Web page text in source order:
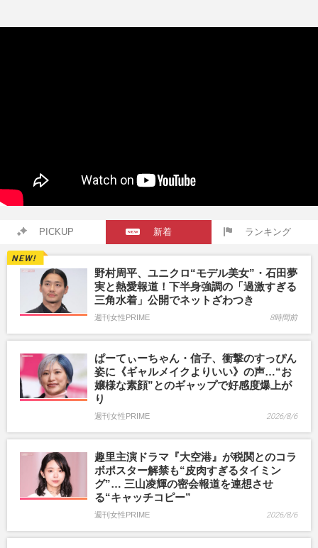
PICKUP 新着 ランキング
野村周平、ユニクロ“モデル美女”・石田夢
実と熱愛報道！下半身強調の「過激すぎる
三角水着」公開でネットざわつき
週刊女性PRIME 8時間前
ぱーてぃーちゃん・信子、衝撃のすっぴん
姿に《ギャルメイクよりいい》の声…“お
嬢様な素顔”とのギャップで好感度爆上が
り
週刊女性PRIME 2026/8/6
趣里主演ドラマ『大空港』が税関とのコラ
ボポスター解禁も“皮肉すぎるタイミン
グ”… 三山凌輝の密会報道を連想させ
る“キャッチコピー”
週刊女性PRIME 2026/8/6